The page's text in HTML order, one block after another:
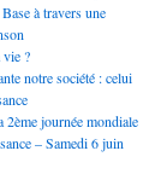
à travers une
vie ?
notre société : celui
2ème journée mondiale
– Samedi 6 juin